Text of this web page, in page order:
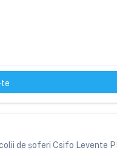
te
de șoferi Csifo Levente